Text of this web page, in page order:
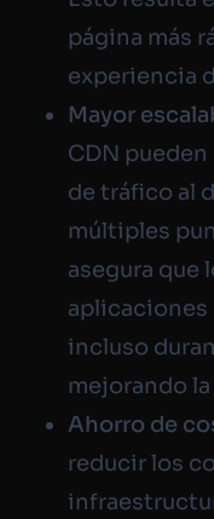
página más
experiencia
Mayor
CDN
de tráfico al
múltiples
asegura que
aplicaciones
incluso
mejorando
Ahorro de
reducir los